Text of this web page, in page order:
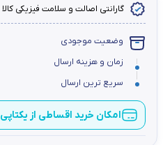
گارانتی اصالت و سلامت فیزیکی کالا
وضعیت موجودی
زمان و هزینه ارسال
سریع ترین ارسال
امکان خرید اقساطی از یکتاپی